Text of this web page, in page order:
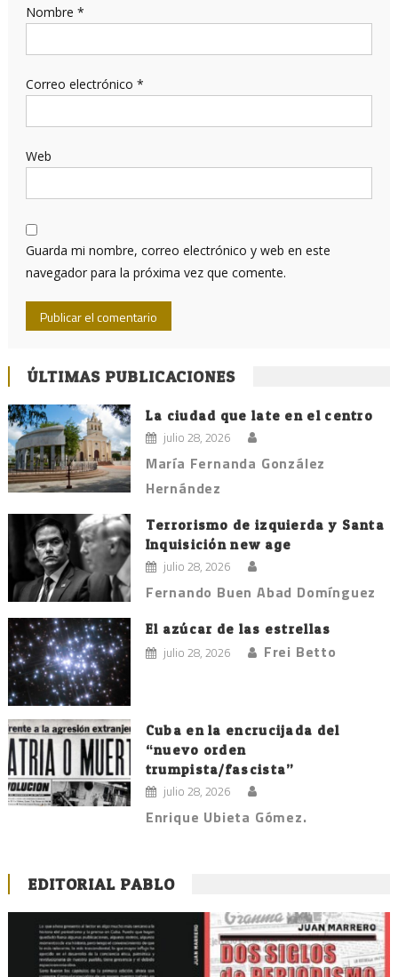
Nombre *
Correo electrónico *
Web
Guarda mi nombre, correo electrónico y web en este
navegador para la próxima vez que comente.
ÚLTIMAS PUBLICACIONES
La ciudad que late en el centro
julio 28, 2026
María Fernanda González
Hernández
Terrorismo de izquierda y Santa
Inquisición new age
julio 28, 2026
Fernando Buen Abad Domínguez
El azúcar de las estrellas
julio 28, 2026 Frei Betto
Cuba en la encrucijada del
“nuevo orden
trumpista/fascista”
julio 28, 2026
Enrique Ubieta Gómez.
EDITORIAL PABLO